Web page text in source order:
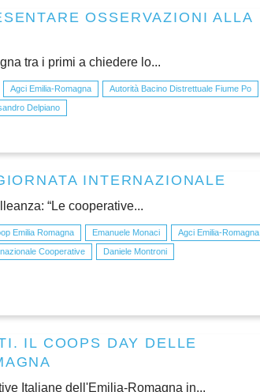
OSSERVAZIONI ALLA
tra i primi a chiedere lo...
Agci Emilia-Romagna
Autorità Bacino Distrettuale Fiume Po
Delpiano
INTERNAZIONALE
“Le cooperative...
Emilia Romagna Emanuele Monaci
Agci Emilia-Romagna
Cooperative
Daniele Montroni
IL COOPS DAY DELLE
Italiane dell'Emilia-Romagna in...